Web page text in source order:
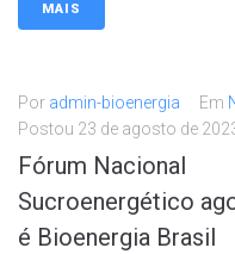
MAIS
Por admin-bioenergia Em
Postou 23 de agosto de
Fórum Nacional
Sucroenergético
é Bioenergia Brasil